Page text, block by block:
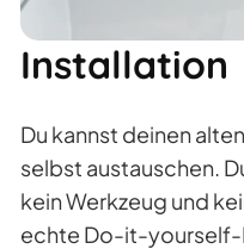
Installation
Du kannst deinen
selbst austauschen.
kein Werkzeug und
echte Do-it-yourself-